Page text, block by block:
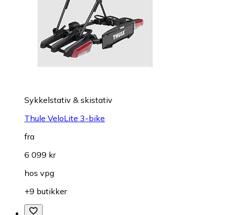
Sykkelstativ & skistativ
Thule VeloLite 3-bike
fra
6 099 kr
hos vpg
+9 butikker